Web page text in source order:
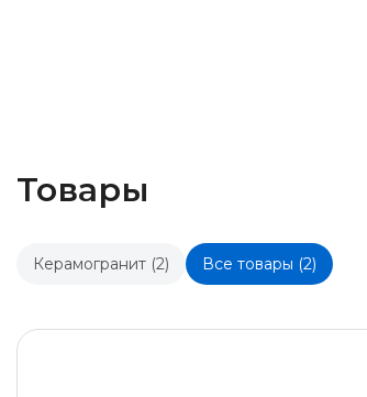
Товары
Керамогранит (2) Все товары (2)